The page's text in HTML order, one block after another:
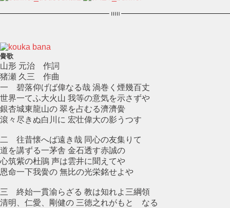
黌歌
山形 元治 作詞
猪瀬 久三 作曲
一 碧落仰げば偉なる哉 渦巻く煙幾百丈
世界一てふ大火山 我等の意気を示さずや
銀杏城東龍山の 翠を占むる濟濟黌
滾々尽きぬ白川に 宏壮偉大の影うつす
二 往昔懐へば遠き哉 同心の友集りて
道を講ずる一茅舎 金石透す赤誠の
心筑紫の杜鵑 声は雲井に聞えてや
恩命一下我黌の 無比の光栄銘せよや
三 終始一貫渝らざる 教は知れよ三綱領
清明、仁愛、剛健の 三徳之れがもとゝなる